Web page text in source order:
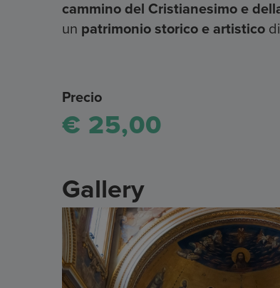
cammino del Cristianesimo e
un patrimonio storico e artistico
Precio
€ 25,00
Gallery